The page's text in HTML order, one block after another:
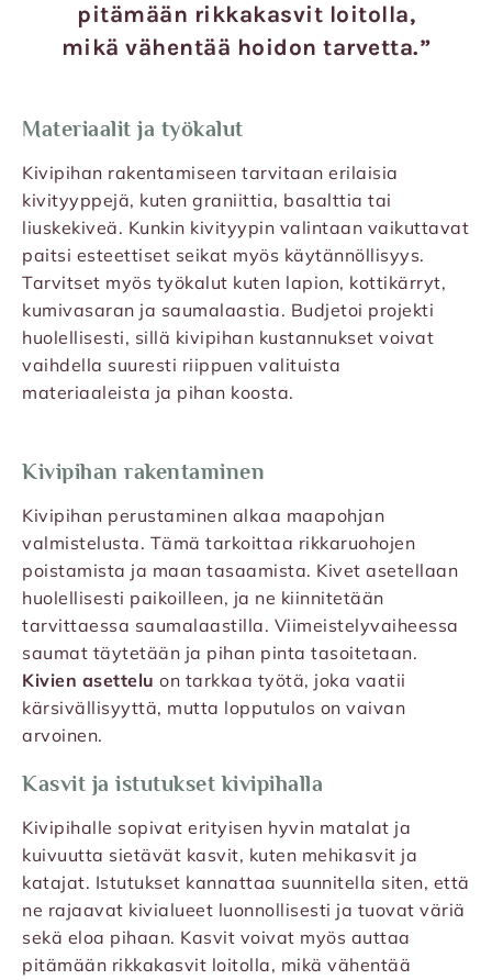
pitämään rikkakasvit loitolla,
mikä vähentää hoidon tarvetta.”
Materiaalit ja työkalut
Kivipihan rakentamiseen tarvitaan erilaisia
kivityyppejä, kuten graniittia, basalttia tai
liuskekiveä. Kunkin kivityypin valintaan vaikuttavat
paitsi esteettiset seikat myös käytännöllisyys.
Tarvitset myös työkalut kuten lapion, kottikärryt,
kumivasaran ja saumalaastia. Budjetoi projekti
huolellisesti, sillä kivipihan kustannukset voivat
vaihdella suuresti riippuen valituista
materiaaleista ja pihan koosta.
Kivipihan rakentaminen
Kivipihan perustaminen alkaa maapohjan
valmistelusta. Tämä tarkoittaa rikkaruohojen
poistamista ja maan tasaamista. Kivet asetellaan
huolellisesti paikoilleen, ja ne kiinnitetään
tarvittaessa saumalaastilla. Viimeistelyvaiheessa
saumat täytetään ja pihan pinta tasoitetaan.
Kivien asettelu on tarkkaa työtä, joka vaatii
kärsivällisyyttä, mutta lopputulos on vaivan
arvoinen.
Kasvit ja istutukset kivipihalla
Kivipihalle sopivat erityisen hyvin matalat ja
kuivuutta sietävät kasvit, kuten mehikasvit ja
katajat. Istutukset kannattaa suunnitella siten, että
ne rajaavat kivialueet luonnollisesti ja tuovat väriä
sekä eloa pihaan. Kasvit voivat myös auttaa
pitämään rikkakasvit loitolla, mikä vähentää